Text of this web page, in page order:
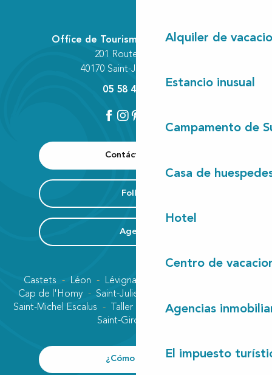
Alquiler de
Estancio inusual
Campamento de
Casa de
Hotel
Centro de
Agencias
El impuesto
Contáctenos
Folleto
Agenda
Office de Tourisme Communautaire
201 Route des Lacs
40170 Saint-Julien-en-Born
05 58 42 89 80
Castets Léon Lévignacq
Cap de l'Homy
Saint-Julien-en-Born
Saint-Michel Escalus
Taller
Vielle-Saint-Girons
Saint-Girons plage
¿Cómo llegar?